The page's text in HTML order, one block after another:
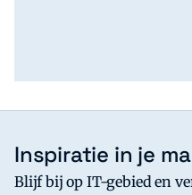
Inspiratie in je
Blijf bij op IT-gebied en